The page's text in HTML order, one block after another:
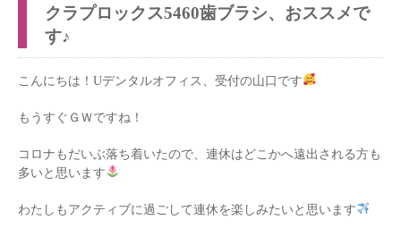
クラプロックス5460歯ブラシ、おススメで
す♪
こんにちは！Uデンタルオフィス、受付の山口です
もうすぐＧＷですね！
コロナもだいぶ落ち着いたので、連休はどこかへ遠出される方も
多いと思います
わたしもアクティブに過ごして連休を楽しみたいと思います